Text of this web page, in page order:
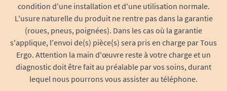
condition d'une installation et d'une utilisation normale.
L'usure naturelle du produit ne rentre pas dans la garantie
(roues, pneus, poignées). Dans les cas où la garantie
s'applique, l'envoi de(s) pièce(s) sera pris en charge par Tous
Ergo. Attention la main d'œuvre reste à votre charge et un
diagnostic doit être fait au préalable par vos soins, durant
lequel nous pourrons vous assister au téléphone.